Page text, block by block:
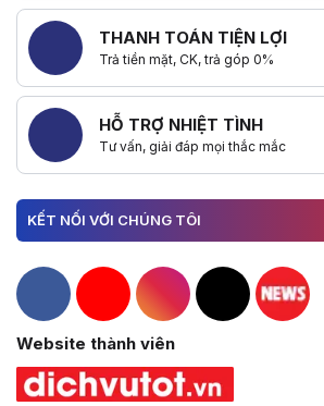
THANH TOÁN TIỆN LỢI
Trả tiền mặt, CK, trả góp 0%
HỖ TRỢ NHIỆT TÌNH
Tư vấn, giải đáp mọi thắc mắc
KẾT NỐI VỚI CHÚNG TÔI
Hacom Facebook
Hacom YouTube
Hacom Instagram
Hacom
Website thành viên